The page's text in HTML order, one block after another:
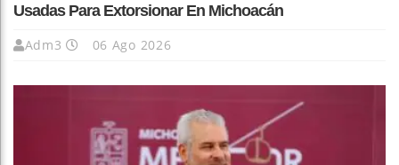
Usadas Para Extorsionar En Michoacán
Adm3 06 Ago 2026